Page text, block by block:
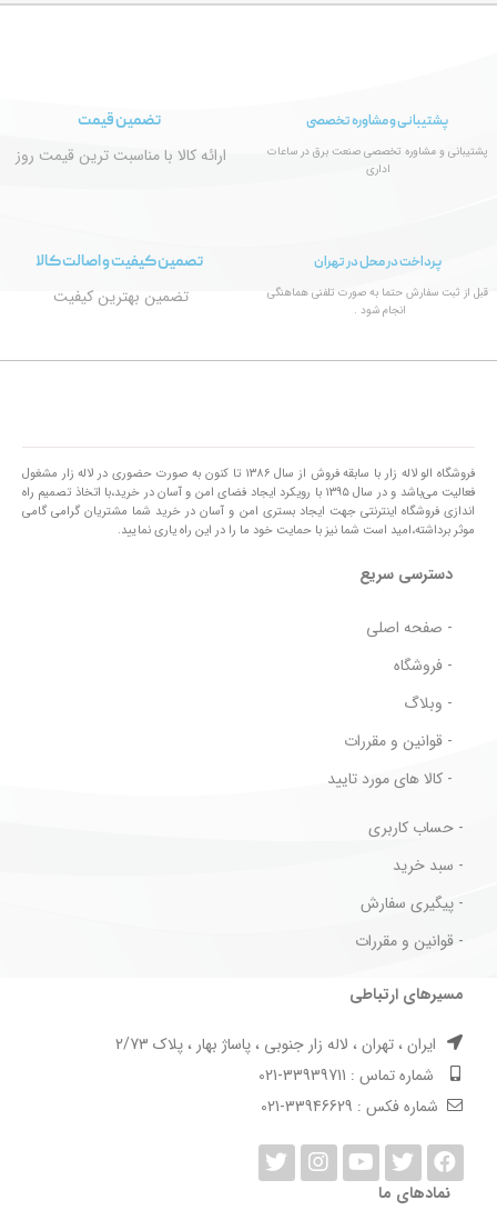
پشتیبانی و مشاوره تخصصی
پشتیبانی و مشاوره تخصصی صنعت برق در ساعات
اداری
تضمین قیمت
ارائه کالا با مناسبت ترین قیمت روز
پرداخت در محل در تهران
قبل از ثبت سفارش حتما به صورت تلفنی هماهنگی
انجام شود .
تصمین کیفیت و اصالت کالا
تضمین بهترین کیفیت
فروشگاه الو لاله زار با سابقه فروش از سال ۱۳۸۶ تا کنون به صورت حضوری در لاله زار مشغول
فعالیت می‌باشد و در سال ۱۳۹۵ با رویکرد ایجاد فضای امن و آسان در خرید،با اتخاذ تصمیم راه
اندازی فروشگاه اینترنتی جهت ایجاد بستری امن و آسان در خرید شما مشتریان گرامی گامی
موثر برداشته،امید است شما نیز با حمایت خود ما را در این راه یاری نمایید.
دسترسی سریع
- صفحه اصلی
- فروشگاه
- وبلاگ
- قوانین و مقررات
- کالا های مورد تایید
- حساب کاربری
- سبد خرید
- پیگیری سفارش
- قوانین و مقررات
مسیرهای ارتباطی
ایران ، تهران ، لاله زار جنوبی ، پاساژ بهار ، پلاک 2/73
شماره تماس : 33939711-021
شماره فکس : 33946629-021
نمادهای ما